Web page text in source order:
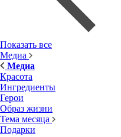
Показать все
Медиа
Медиа
Красота
Ингредиенты
Герои
Образ жизни
Тема месяца
Подарки